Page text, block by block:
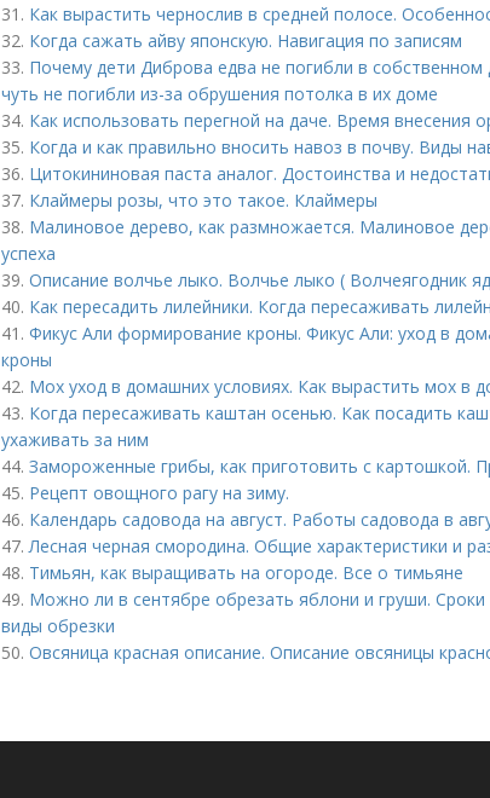
31. Как вырастить чернослив в средней полосе.
32. Когда сажать айву японскую. Навигация по записям
33. Почему дети Диброва едва не погибли в
чуть не погибли из-за обрушения потолка в их доме
34. Как использовать перегной на даче. Время внесения
35. Когда и как правильно вносить навоз в почву. Виды
36. Цитокининовая паста аналог. Достоинства и
37. Клаймеры розы, что это такое. Клаймеры
38. Малиновое дерево, как размножается. Малиновое
успеха
39. Описание волчье лыко. Волчье лыко ( Волчеягодник
40. Как пересадить лилейники. Когда пересаживать
41. Фикус Али формирование кроны. Фикус Али: уход в
кроны
42. Мох уход в домашних условиях. Как вырастить мох в
43. Когда пересаживать каштан осенью. Как посадить
ухаживать за ним
44. Замороженные грибы, как приготовить с картошкой.
45. Рецепт овощного рагу на зиму.
46. Календарь садовода на август. Работы садовода в
47.Лесная черная смородина. Общие характеристики и
48. Тимьян, как выращивать на огороде. Все о тимьяне
49. Можно ли в сентябре обрезать яблони и груши.
виды обрезки
50. Овсяница красная описание. Описание овсяницы